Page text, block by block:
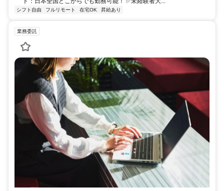
シフト自由 フルリモート 在宅OK 昇給あり
業務委託